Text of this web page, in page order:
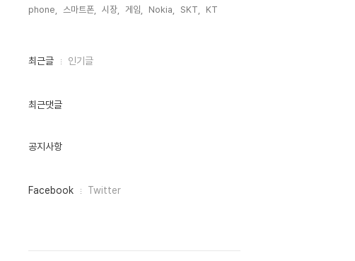
phone,
스마트폰, 시장, 게임, Nokia, SKT, KT,
최
인
최근글 인기글
최근댓글
공지사항
페
Facebook Twitter